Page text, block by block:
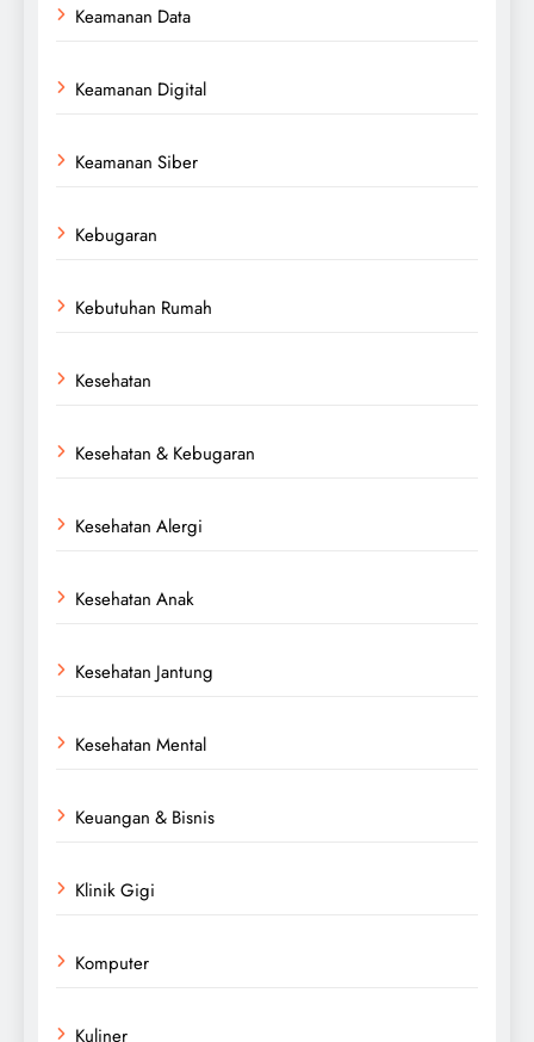
Keamanan Data
Keamanan Digital
Keamanan Siber
Kebugaran
Kebutuhan Rumah
Kesehatan
Kesehatan & Kebugaran
Kesehatan Alergi
Kesehatan Anak
Kesehatan Jantung
Kesehatan Mental
Keuangan & Bisnis
Klinik Gigi
Komputer
Kuliner